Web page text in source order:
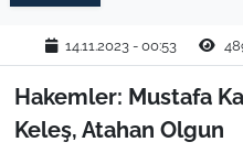
14.11.2023 - 00:53
Hakemler: Mustafa
Keleş, Atahan Olgun
TEKİRDAĞ
KIRKLARELİ